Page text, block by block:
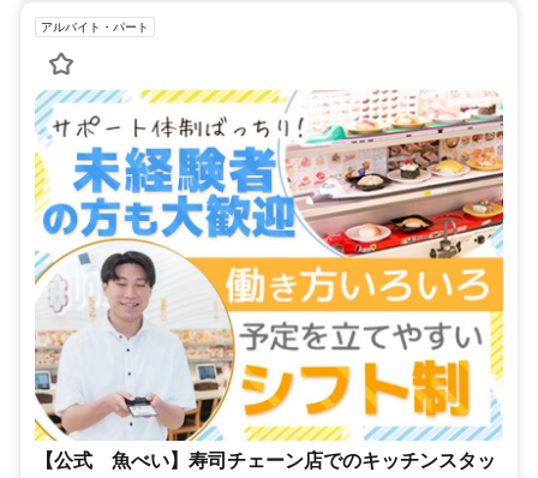
アルバイト・パート
【公式 魚べい】寿司チェーン店でのキッチンスタッ